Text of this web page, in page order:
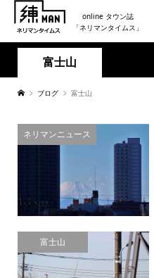
online タウン誌
「ネリマンタイムス」
富士山
ブログ 富士山
ネリマンニュース
富士山